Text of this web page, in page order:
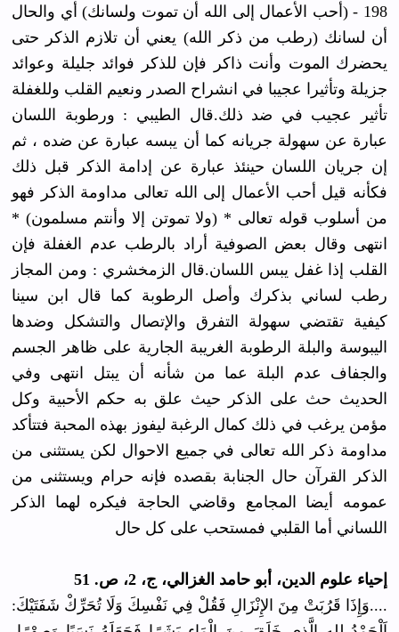
198 - (أحب الأعمال إلى الله أن تموت ولسانك) أي والحال
أن لسانك (رطب من ذكر الله) يعني أن تلازم الذكر حتى
يحضرك الموت وأنت ذاكر فإن للذكر فوائد جليلة وعوائد
جزيلة وتأثيرا عجيبا في انشراح الصدر ونعيم القلب وللغفلة
تأثير عجيب في ضد ذلك.قال الطيبي : ورطوبة اللسان
عبارة عن سهولة جريانه كما أن يبسه عبارة عن ضده ، ثم
إن جريان اللسان حينئذ عبارة عن إدامة الذكر قبل ذلك
فكأنه قيل أحب الأعمال إلى الله تعالى مداومة الذكر فهو
من أسلوب قوله تعالى * (ولا تموتن إلا وأنتم مسلمون) *
انتهى وقال بعض الصوفية أراد بالرطب عدم الغفلة فإن
القلب إذا غفل يبس اللسان.قال الزمخشري : ومن المجاز
رطب لساني بذكرك وأصل الرطوبة كما قال ابن سينا
كيفية تقتضي سهولة التفرق والإتصال والتشكل وضدها
اليبوسة والبلة الرطوبة الغريبة الجارية على ظاهر الجسم
والجفاف عدم البلة عما من شأنه أن يبتل انتهى وفي
الحديث حث على الذكر حيث علق به حكم الأحبية وكل
مؤمن يرغب في ذلك كمال الرغبة ليفوز بهذه المحبة فتتأكد
مداومة ذكر الله تعالى في جميع الاحوال لكن يستثنى من
الذكر القرآن حال الجنابة بقصده فإنه حرام ويستثنى من
عمومه أيضا المجامع وقاضي الحاجة فيكره لهما الذكر
اللساني أما القلبي فمستحب على كل حال
إحياء علوم الدين، أبو حامد الغزالي، ج، 2، ص. 51
....وَإِذَا قَرُبَتْ مِنَ الإِنْزَالِ فَقُلْ فِي نَفْسِكَ وَلَا تُحَرِّكْ شَفَتَيْكَ: